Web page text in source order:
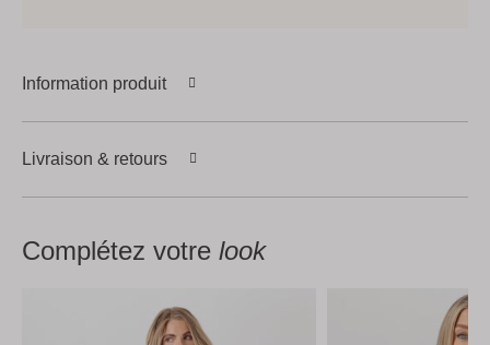
Information produit
Livraison & retours
Complétez votre look